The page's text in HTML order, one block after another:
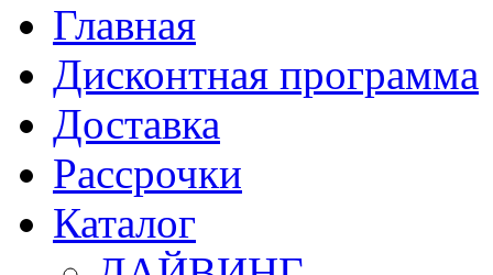
Главная
Дисконтная программа
Доставка
Рассрочки
Каталог